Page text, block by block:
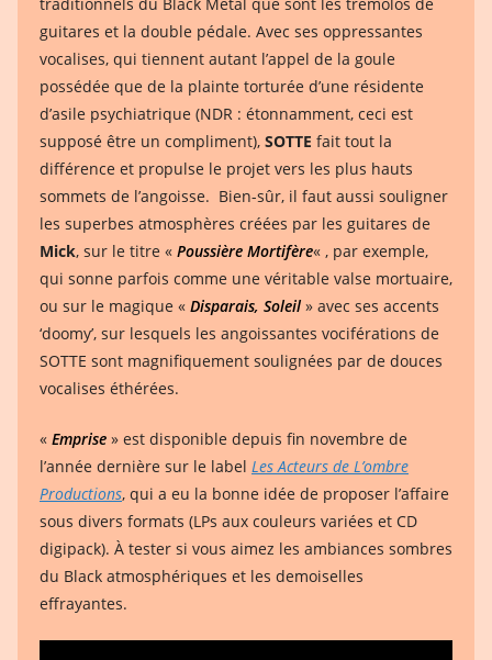
guitares et la double pédale. Avec ses oppressantes
vocalises, qui tiennent autant l’appel de la goule
possédée que de la plainte torturée d’une résidente
d’asile psychiatrique (NDR : étonnamment, ceci est
supposé être un compliment), SOTTE fait tout la
différence et propulse le projet vers les plus hauts
sommets de l’angoisse. Bien-sûr, il faut aussi souligner
les superbes atmosphères créées par les guitares de
Mick, sur le titre « Poussière Mortifère« , par exemple,
qui sonne parfois comme une véritable valse mortuaire,
ou sur le magique « Disparais, Soleil » avec ses accents
‘doomy’, sur lesquels les angoissantes vociférations de
SOTTE sont magnifiquement soulignées par de douces
vocalises éthérées.
« Emprise » est disponible depuis fin novembre de
l’année dernière sur le label Les Acteurs de L’ombre
Productions, qui a eu la bonne idée de proposer l’affaire
sous divers formats (LPs aux couleurs variées et CD
digipack). À tester si vous aimez les ambiances sombres
du Black atmosphériques et les demoiselles
effrayantes.